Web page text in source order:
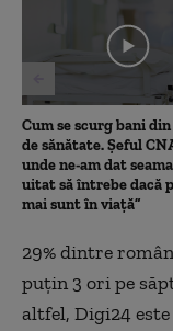
Cum se scurg bani
de sănătate. Șeful
unde ne-am dat
uitat să întrebe dacă
mai sunt în viață”
29% dintre
puțin 3 ori pe
altfel, Digi24